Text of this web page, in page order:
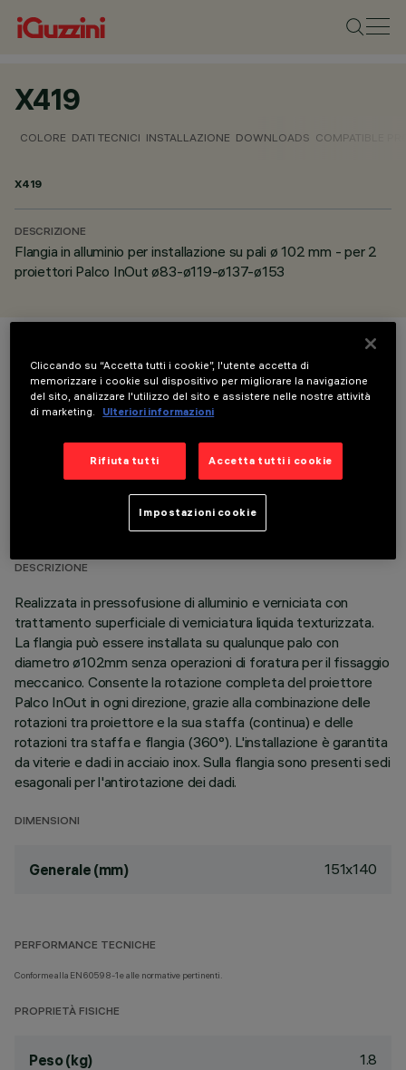
X419
COLORE DATI TECNICI INSTALLAZIONE DOWNLOADS COMPATIBLE
X419
DESCRIZIONE
Flangia in alluminio per installazione su pali ø 102 mm - per 2
proiettori Palco InOut ø83-ø119-ø137-ø153
COLORE
DATI TECNICI
DESCRIZIONE
Realizzata in pressofusione di alluminio e verniciata con
trattamento superficiale di verniciatura liquida texturizzata.
La flangia può essere installata su qualunque palo con
diametro ø102mm senza operazioni di foratura per il fissaggio
meccanico. Consente la rotazione completa del proiettore
Palco InOut in ogni direzione, grazie alla combinazione delle
rotazioni tra proiettore e la sua staffa (continua) e delle
rotazioni tra staffa e flangia (360°). L'installazione è garantita
da viterie e dadi in acciaio inox. Sulla flangia sono presenti sedi
esagonali per l'antirotazione dei dadi.
DIMENSIONI
Generale (mm) 151x140
PERFORMANCE TECNICHE
Conforme alla EN60598-1 e alle normative pertinenti.
PROPRIETÀ FISICHE
Peso (kg) 1.8
Cliccando su “Accetta tutti i cookie”, l'utente accetta di
memorizzare i cookie sul dispositivo per migliorare la navigazione
del sito, analizzare l'utilizzo del sito e assistere nelle nostre attività
di marketing.
Ulteriori informazioni
Rifiuta tutti Accetta tutti i cookie
Impostazioni cookie